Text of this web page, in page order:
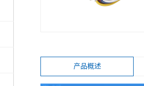
产品概述